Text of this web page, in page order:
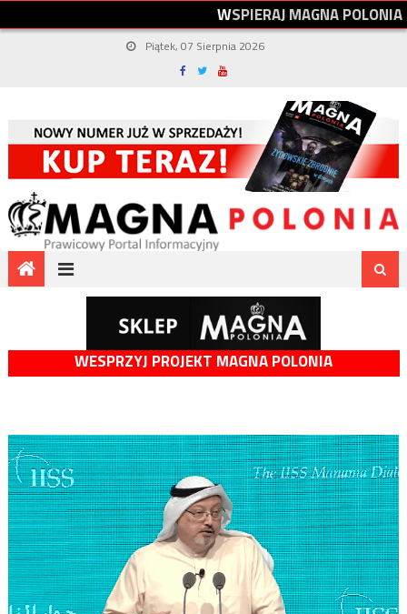
WSPIERAJMAGNAPOLONIA
Piątek, 07 Sierpnia 2026
WESPRZYJ PROJEKT MAGNA POLONIA